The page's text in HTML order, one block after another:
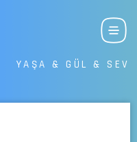
YAŞA & GÜL & SEV